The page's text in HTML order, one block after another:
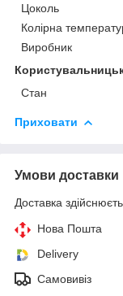
Цоколь
Колірна
Виробник
Стан
Приховати
Умови доставки
Доставка
Нова Пошта
Delivery
Самовивіз